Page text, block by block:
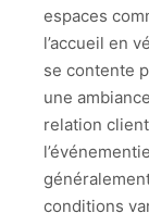
espaces
l’accueil en
se contente
une
relation
conditions